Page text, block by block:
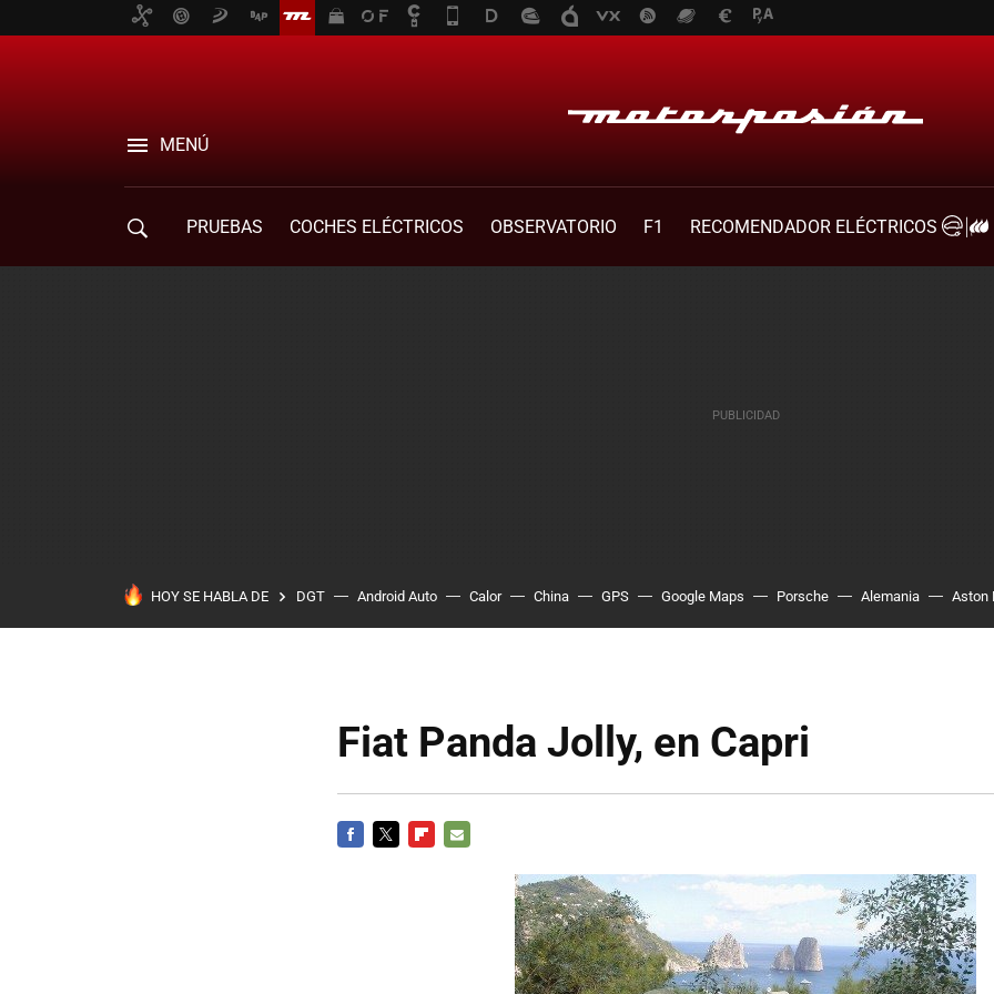
MENÚ
PRUEBAS COCHES ELÉCTRICOS OBSERVATORIO F1
RECOMENDADOR ELÉCTRICOS
HOY SE HABLA DE DGT Android Auto Calor China GPS Google Maps Porsche Alemania Aston
Fiat Panda Jolly, en Capri